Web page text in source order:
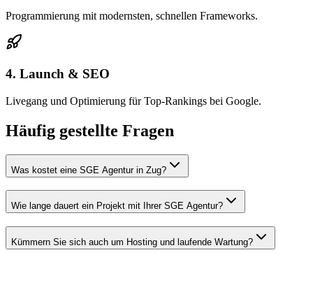
Programmierung mit modernsten, schnellen Frameworks.
4. Launch & SEO
Livegang und Optimierung für Top-Rankings bei Google.
Häufig gestellte Fragen
Was kostet eine SGE Agentur in Zug?
Wie lange dauert ein Projekt mit Ihrer SGE Agentur?
Kümmern Sie sich auch um Hosting und laufende Wartung?